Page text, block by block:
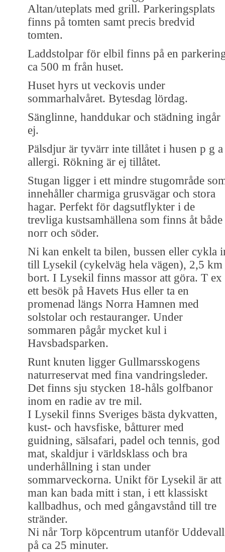
Altan/uteplats med grill. Parkeringsplats
finns på tomten samt precis bredvid
tomten.
Laddstolpar för elbil finns på en
ca 500 m från huset.
Huset hyrs ut veckovis under
sommarhalvåret. Bytesdag lördag.
Sänglinne, handdukar och städning ingår
ej.
Pälsdjur är tyvärr inte tillåtet i husen p g a
allergi. Rökning är ej tillåtet.
Stugan ligger i ett mindre stugområde
innehåller charmiga grusvägar och stora
hagar. Perfekt för dagsutflykter i de
trevliga kustsamhällena som finns åt både
norr och söder.
Ni kan enkelt ta bilen, bussen eller cykla
till Lysekil (cykelväg hela vägen), 2,5 km
bort. I Lysekil finns massor att göra. T ex
ett besök på Havets Hus eller ta en
promenad längs Norra Hamnen med
solstolar och restauranger. Under
sommaren pågår mycket kul i
Havsbadsparken.
Runt knuten ligger Gullmarsskogens
naturreservat med fina vandringsleder.
Det finns sju stycken 18-håls golfbanor
inom en radie av tre mil.
I Lysekil finns Sveriges bästa dykvatten,
kust- och havsfiske, båtturer med
guidning, sälsafari, padel och tennis, god
mat, skaldjur i världsklass och bra
underhållning i stan under
sommarveckorna. Unikt för Lysekil är att
man kan bada mitt i stan, i ett klassiskt
kallbadhus, och med gångavstånd till tre
stränder.
Ni når Torp köpcentrum utanför
på ca 25 minuter.